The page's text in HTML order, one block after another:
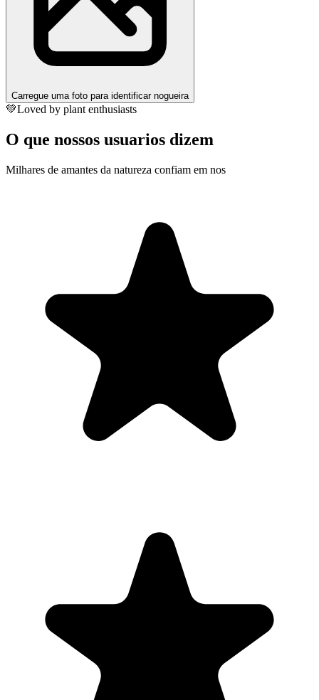
Carregue uma foto para identificar nogueira
💚Loved by plant enthusiasts
O que nossos usuarios dizem
Milhares de amantes da natureza confiam em nos